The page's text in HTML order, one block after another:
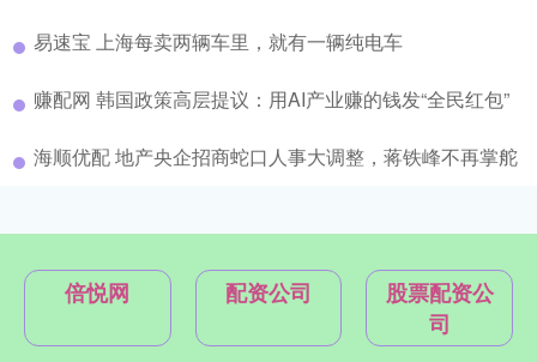
易速宝 上海每卖两辆车里，就有一辆纯电车
赚配网 韩国政策高层提议：用AI产业赚的钱发“全民红包”
海顺优配 地产央企招商蛇口人事大调整，蒋铁峰不再掌舵
倍悦网 配资公司
股票配资公
司